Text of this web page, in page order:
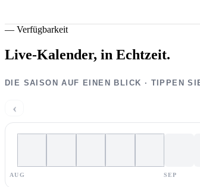
— Verfügbarkeit
Live-Kalender, in Echtzeit.
DIE SAISON AUF EINEN BLICK · TIPPEN
‹
AUG SEP